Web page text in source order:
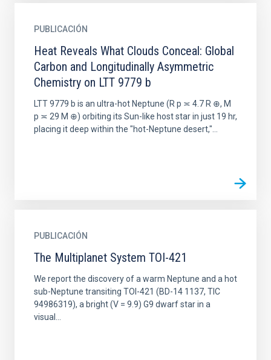
PUBLICACIÓN
Heat Reveals What Clouds Conceal: Global
Carbon and Longitudinally Asymmetric
Chemistry on LTT 9779 b
LTT 9779 b is an ultra-hot Neptune (R p ≍ 4.7 R ⊕, M
p ≍ 29 M ⊕) orbiting its Sun-like host star in just 19 hr,
placing it deep within the "hot-Neptune desert,"...
PUBLICACIÓN
The Multiplanet System TOI-421
We report the discovery of a warm Neptune and a hot
sub-Neptune transiting TOI-421 (BD-14 1137, TIC
94986319), a bright (V = 9.9) G9 dwarf star in a
visual...